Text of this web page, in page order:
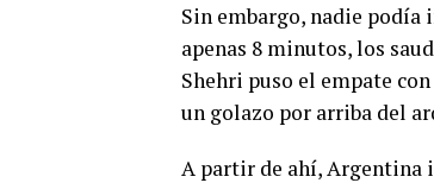
Sin embargo, nadie
apenas 8 minutos, los
Shehri puso el empate
un golazo por arriba del
A partir de ahí, Argentina